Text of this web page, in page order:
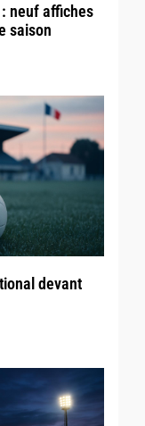
neuf affiches
saison
devant